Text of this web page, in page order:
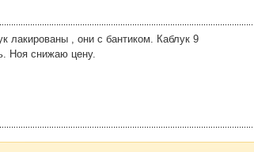
лакированы , они с бантиком. Каблук 9
Ноя снижаю цену.